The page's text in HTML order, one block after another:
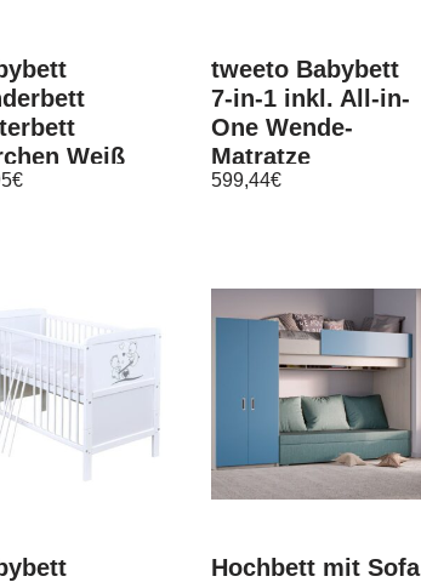
Weiß
120×60
€
tweeto Babybett
7-in-1 inkl. All-in-
One Wende-
Matratze
Schaumkern
599,44€
Hochbett mit Sofa